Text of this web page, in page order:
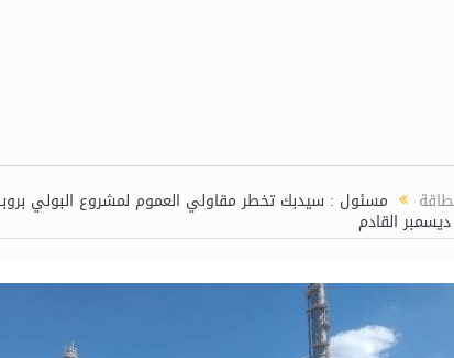
مسئول : سيدبك تخطر مقاولي العموم لمشروع البولي
القادم